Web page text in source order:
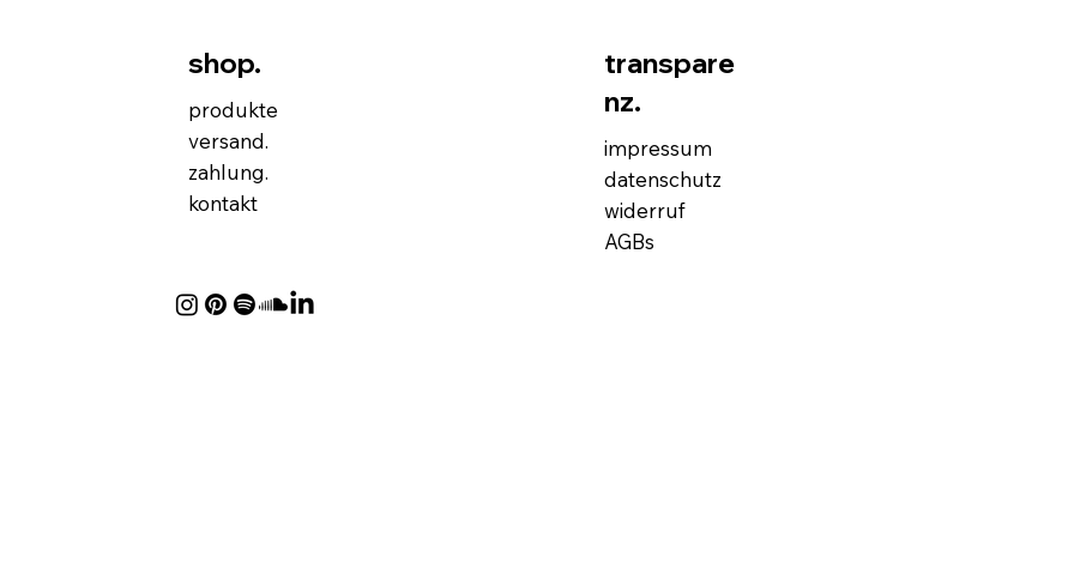
shop.
produkte
versand.
zahlung.
kontakt
transpare
nz.
impressum
datenschutz
widerruf
AGBs